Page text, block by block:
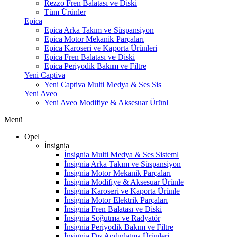
Rezzo Fren Balatası ve Diski
Tüm Ürünler
Epica
Epica Arka Takım ve Süspansiyon
Epica Motor Mekanik Parçaları
Epica Karoseri ve Kaporta Ürünleri
Epica Fren Balatası ve Diski
Epica Periyodik Bakım ve Filtre
Yeni Captiva
Yeni Captiva Multi Medya & Ses Sis
Yeni Aveo
Yeni Aveo Modifiye & Aksesuar Ürünl
Menü
Opel
İnsignia
İnsignia Multi Medya & Ses Sisteml
İnsignia Arka Takım ve Süspansiyon
İnsignia Motor Mekanik Parçaları
İnsignia Modifiye & Aksesuar Ürünle
İnsignia Karoseri ve Kaporta Ürünle
İnsignia Motor Elektrik Parçaları
İnsignia Fren Balatası ve Diski
İnsignia Soğutma ve Radyatör
İnsignia Periyodik Bakım ve Filtre